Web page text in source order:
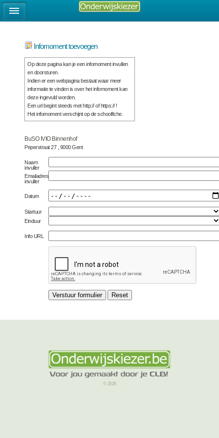
Infomoment toevoegen
Op deze pagina kan je een infomoment invullen
en doorsturen.
Indien er een webpagina bestaat waar meer
informatie te vinden is over het infomoment kan
deze ingevuld worden.
Een url begint steeds met http:// of https:// !
Het infomoment verschijnt op de schoolfiche.
BuSO IVIO Binnenhof
Peperstraat 27 , 9000 Gent
Naam
invuller
Emailadres
invuller
Datum
Startuur
Einduur
Info URL
© 2026